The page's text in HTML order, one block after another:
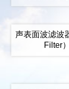
声表面波滤波
Filter）